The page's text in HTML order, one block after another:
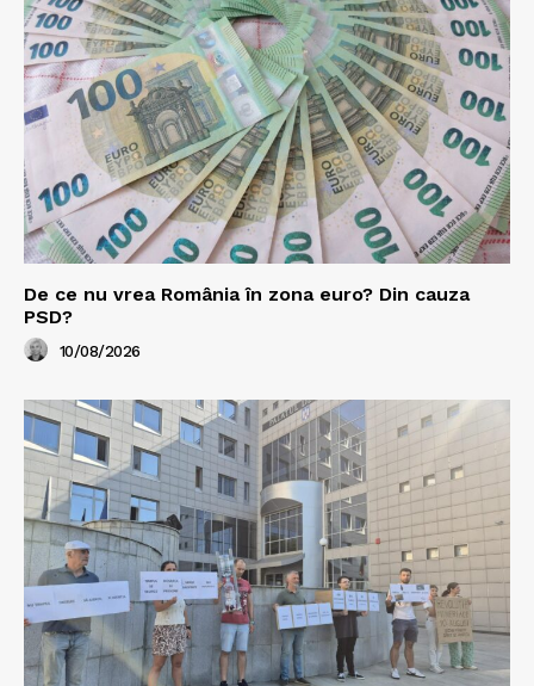
De ce nu vrea România în zona euro? Din cauza
PSD?
10/08/2026